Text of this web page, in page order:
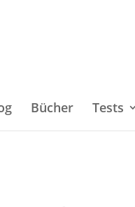
Bücher Tests